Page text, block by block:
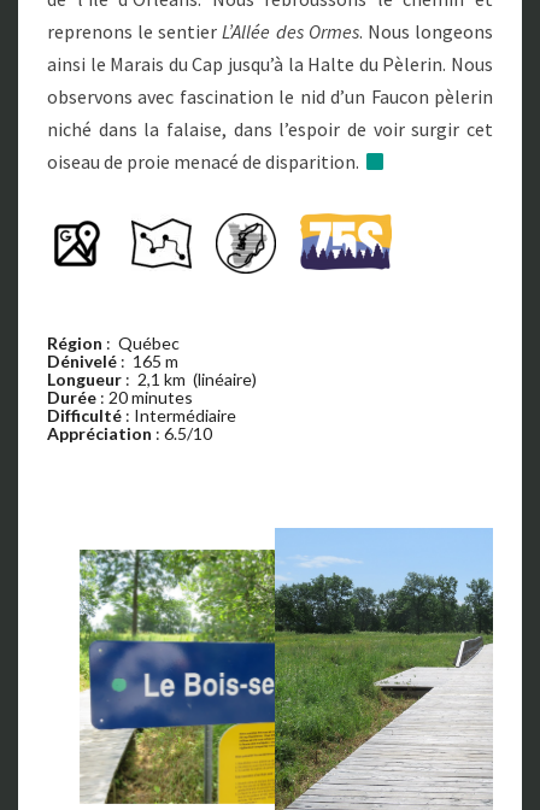
reprenons le sentierL’Allée des Ormes. Nous longeons
ainsi le Marais du Cap jusqu’à la Halte du Pèlerin. Nous
observons avec fascination le nid d’un Faucon pèlerin
niché dans la falaise, dans l’espoir de voir surgir cet
oiseau de proie menacé de disparition.
Région : Québec
Dénivelé : 165 m
Longueur : 2,1 km (linéaire)
Durée : 20 minutes
Difficulté : Intermédiaire
Appréciation : 6.5/10